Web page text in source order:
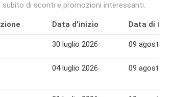
di sconti e promozioni interessanti.
Data d'inizio Data di fine
30 luglio 2026 09 agosto
04 luglio 2026 09 agosto